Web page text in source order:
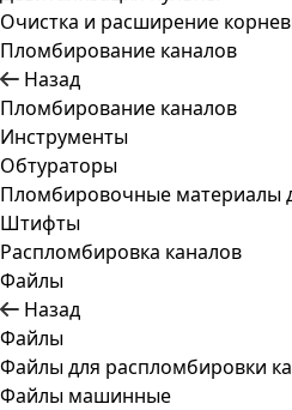
Очистка и расширение
Пломбирование каналов
Назад
Пломбирование каналов
Инструменты
Обтураторы
Пломбировочные материалы
Штифты
Распломбировка каналов
Файлы
Назад
Файлы
Файлы для распломбировки
Файлы машинные